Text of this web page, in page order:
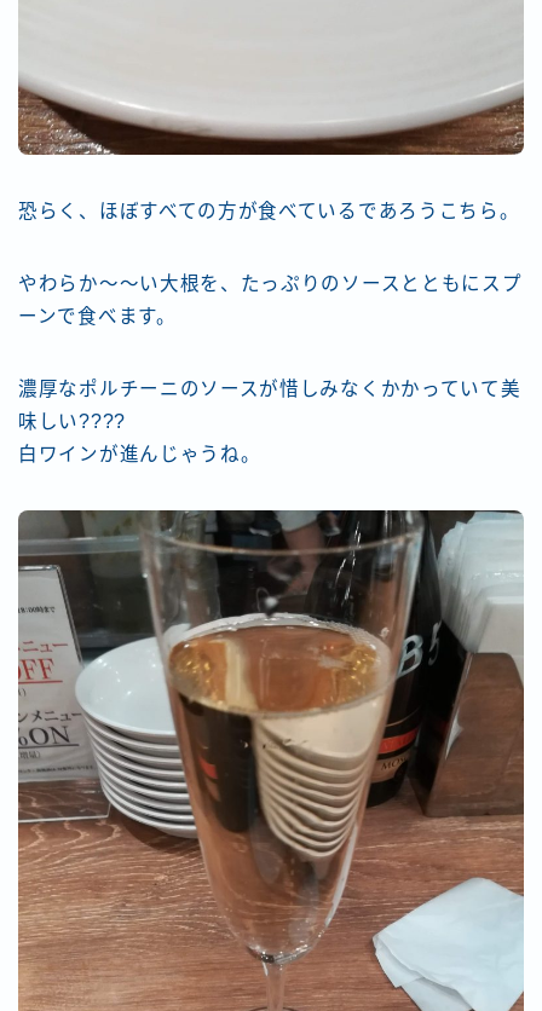
恐らく、ほぼすべての方が食べているであろうこちら。
やわらか～～い大根を、たっぷりのソースとともにスプ
ーンで食べます。
濃厚なポルチーニのソースが惜しみなくかかっていて美
味しい????
白ワインが進んじゃうね。